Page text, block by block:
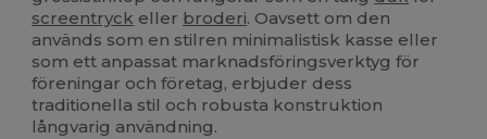
screentryck eller broderi. Oavsett om den
används som en stilren minimalistisk kasse eller
som ett anpassat marknadsföringsverktyg för
föreningar och företag, erbjuder dess
traditionella stil och robusta konstruktion
långvarig användning.